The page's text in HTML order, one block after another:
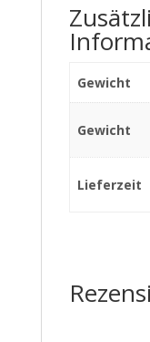
Gewicht
Gewicht
Lieferzeit